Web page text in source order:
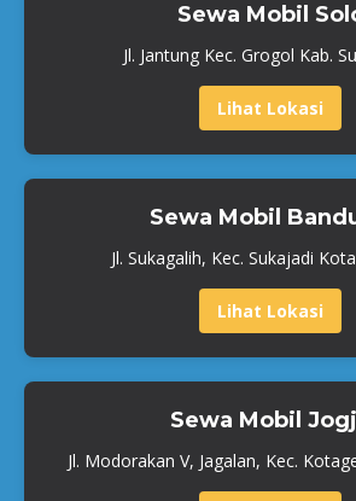
Sewa Mobil
Jl. Jantung Kec. Grogol Kab.
Lihat Lokasi
Sewa Mobil
Jl. Sukagalih, Kec. Sukajadi
Lihat Lokasi
Sewa Mobil
Jl. Modorakan V, Jagalan, Kec.